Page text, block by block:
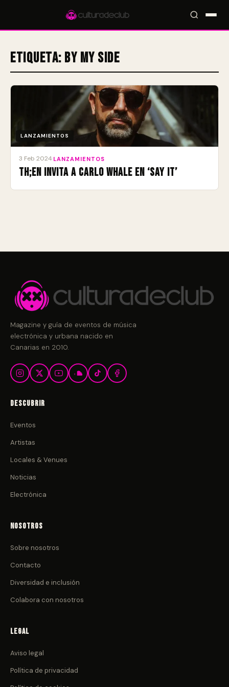
Accesos rápidos: 🎪 Eventos🎤 Artistas📍 Locales📰 Magazine
Etiqueta: By My Side
LANZAMIENTOS
3 Feb 2024 LANZAMIENTOS
TH;EN invita a Carlo Whale en ‘Say It’
Magazine y guía de eventos de música
electrónica y urbana nacido en
Canarias en 2010.
Descubrir
Eventos
Artistas
Locales & Venues
Noticias
Electrónica
Nosotros
Sobre nosotros
Contacto
Diversidad e inclusión
Colabora con nosotros
Legal
Aviso legal
Política de privacidad